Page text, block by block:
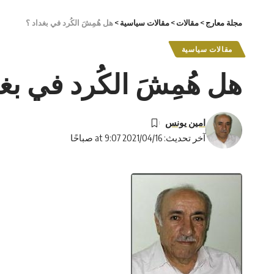
مجلة معارج>مقالات>مقالات سياسية>هل هُمِشَ الكُرد في بغداد ؟
مقالات سياسية
هل هُمِشَ الكُرد في
آخر تحديث: 2021/04/16 at 9:07 صباحًا
امين يونس